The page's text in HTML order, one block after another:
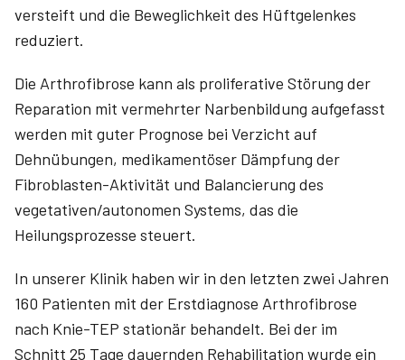
versteift und die Beweglichkeit des Hüftgelenkes
reduziert.
Die Arthrofibrose kann als proliferative Störung der
Reparation mit vermehrter Narbenbildung aufgefasst
werden mit guter Prognose bei Verzicht auf
Dehnübungen, medikamentöser Dämpfung der
Fibroblasten-Aktivität und Balancierung des
vegetativen/autonomen Systems, das die
Heilungsprozesse steuert.
In unserer Klinik haben wir in den letzten zwei Jahren
160 Patienten mit der Erstdiagnose Arthrofibrose
nach Knie-TEP stationär behandelt. Bei der im
Schnitt 25 Tage dauernden Rehabilitation wurde ein